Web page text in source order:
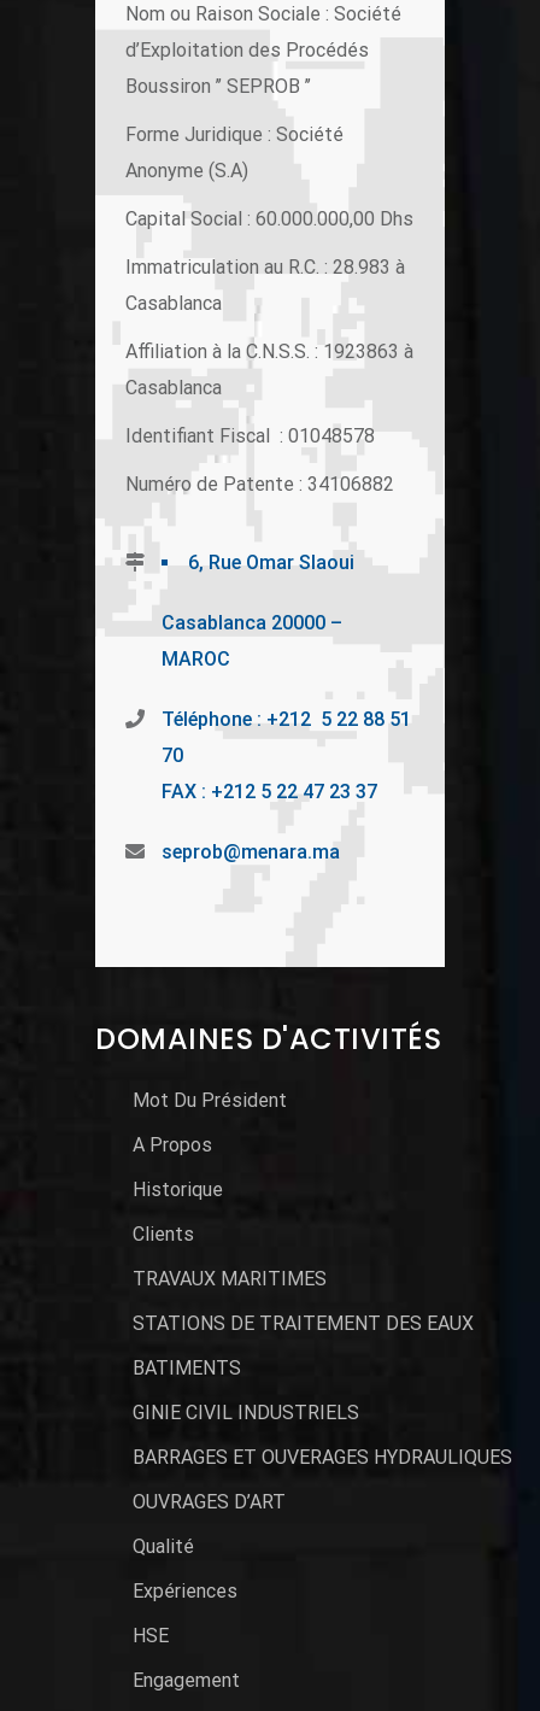
Nom ou Raison Sociale : Société
d’Exploitation des Procédés
Boussiron ’’ SEPROB ’’
Forme Juridique : Société
Anonyme (S.A)
Capital Social : 60.000.000,00 Dhs
Immatriculation au R.C. : 28.983 à
Casablanca
Affiliation à la C.N.S.S. : 1923863 à
Casablanca
Identifiant Fiscal : 01048578
Numéro de Patente : 34106882
6, Rue Omar Slaoui
Casablanca 20000 –
MAROC
Téléphone : +212 5 22 88 51
70
FAX : +212 5 22 47 23 37
seprob@menara.ma
DOMAINES D'ACTIVITÉS
Mot Du Président
A Propos
Historique
Clients
TRAVAUX MARITIMES
STATIONS DE TRAITEMENT DES EAUX
BATIMENTS
GINIE CIVIL INDUSTRIELS
BARRAGES ET OUVERAGES HYDRAULIQUES
OUVRAGES D’ART
Qualité
Expériences
HSE
Engagement